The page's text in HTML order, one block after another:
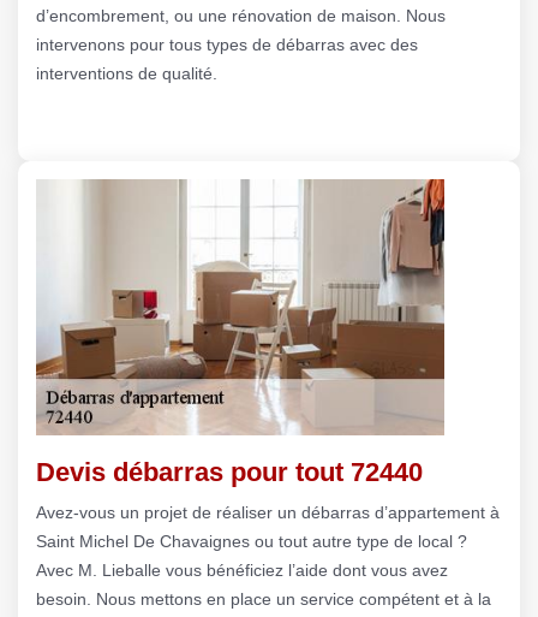
d’encombrement, ou une rénovation de maison. Nous
intervenons pour tous types de débarras avec des
interventions de qualité.
Devis débarras pour tout 72440
Avez-vous un projet de réaliser un débarras d’appartement à
Saint Michel De Chavaignes ou tout autre type de local ?
Avec M. Lieballe vous bénéficiez l’aide dont vous avez
besoin. Nous mettons en place un service compétent et à la